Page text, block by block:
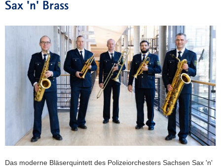
Sax 'n' Brass
Das moderne Bläserquintett des Polizeiorchesters Sachsen Sax 'n'